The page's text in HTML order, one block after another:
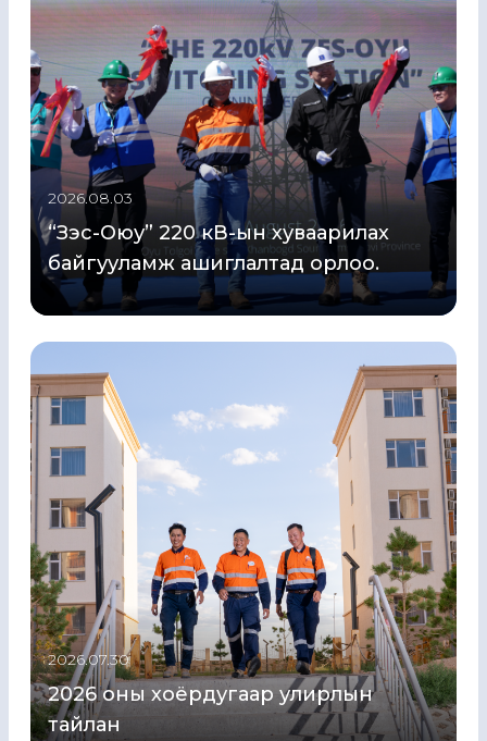
2026.08.03
“Зэс-Оюу” 220 кВ-ын хуваарилах
байгууламж ашиглалтад орлоо.
2026.07.30
2026 оны хоёрдугаар улирлын
тайлан